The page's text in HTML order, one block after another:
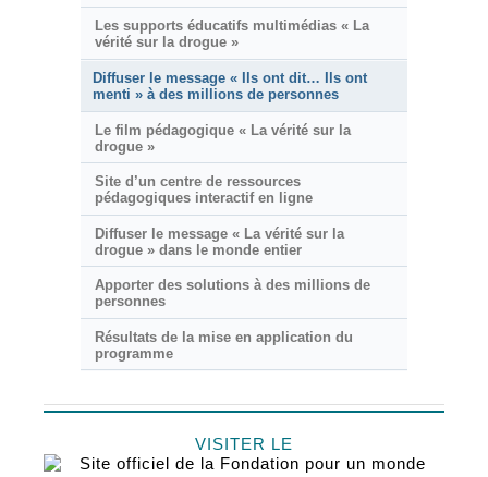
Les supports éducatifs multimédias « La
vérité sur la drogue »
Diffuser le message « Ils ont dit… Ils ont
menti » à des millions de personnes
Le film pédagogique « La vérité sur la
drogue »
Site d’un centre de ressources
pédagogiques interactif en ligne
Diffuser le message « La vérité sur la
drogue » dans le monde entier
Apporter des solutions à des millions de
personnes
Résultats de la mise en application du
programme
VISITER LE